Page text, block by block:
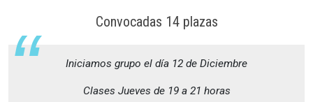
Convocadas 14 plazas
Iniciamos grupo el día 12 de Diciembre
Clases Jueves de 19 a 21 horas